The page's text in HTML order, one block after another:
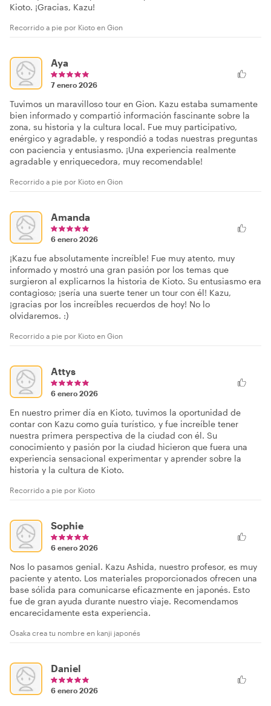
Kioto. ¡Gracias, Kazu!
Recorrido a pie por Kioto en Gion
Aya
7 enero 2026
Tuvimos un maravilloso tour en Gion. Kazu estaba sumamente
bien informado y compartió información fascinante sobre la
zona, su historia y la cultura local. Fue muy participativo,
enérgico y agradable, y respondió a todas nuestras preguntas
con paciencia y entusiasmo. ¡Una experiencia realmente
agradable y enriquecedora, muy recomendable!
Recorrido a pie por Kioto en Gion
Amanda
6 enero 2026
¡Kazu fue absolutamente increíble! Fue muy atento, muy
informado y mostró una gran pasión por los temas que
surgieron al explicarnos la historia de Kioto. Su entusiasmo era
contagioso; ¡sería una suerte tener un tour con él! Kazu,
¡gracias por los increíbles recuerdos de hoy! No lo
olvidaremos. :)
Recorrido a pie por Kioto en Gion
Attys
6 enero 2026
En nuestro primer día en Kioto, tuvimos la oportunidad de
contar con Kazu como guía turístico, y fue increíble tener
nuestra primera perspectiva de la ciudad con él. Su
conocimiento y pasión por la ciudad hicieron que fuera una
experiencia sensacional experimentar y aprender sobre la
historia y la cultura de Kioto.
Recorrido a pie por Kioto
Sophie
6 enero 2026
Nos lo pasamos genial. Kazu Ashida, nuestro profesor, es muy
paciente y atento. Los materiales proporcionados ofrecen una
base sólida para comunicarse eficazmente en japonés. Esto
fue de gran ayuda durante nuestro viaje. Recomendamos
encarecidamente esta experiencia.
Osaka crea tu nombre en kanji japonés
Daniel
6 enero 2026